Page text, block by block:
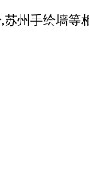
苏州手绘墙等